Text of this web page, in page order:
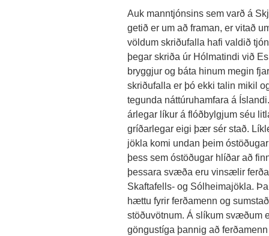
Auk manntjónsins sem varð á
getið er um að framan, er vitað
völdum skriðufalla hafi valdið
þegar skriða úr Hólmatindi við
bryggjur og báta hinum megin
skriðufalla er þó ekki talin mikil
tegunda náttúruhamfara á
árlegar líkur á flóðbylgjum séu
gríðarlegar eigi þær sér stað.
jökla komi undan þeim
þess sem óstöðugar hlíðar að
þessara svæða eru vinsælir
Skaftafells- og Sólheimajökla.
hættu fyrir ferðamenn og
stöðuvötnum. Á slíkum svæðum
göngustíga þannig að